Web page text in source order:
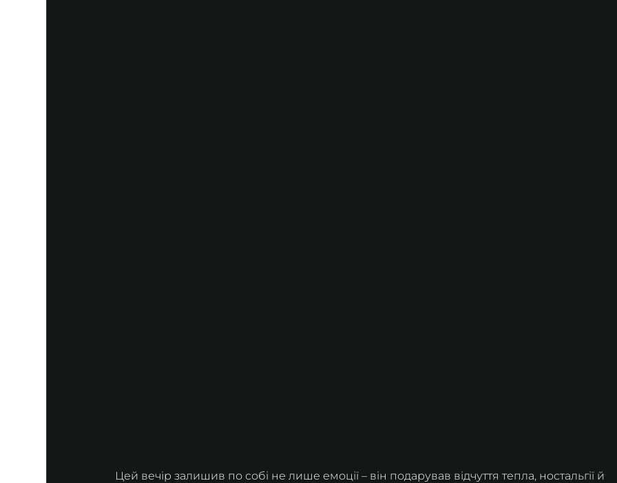
Цей вечір залишив по собі не лише емоції – він подарував відчуття тепла, ностальгії й